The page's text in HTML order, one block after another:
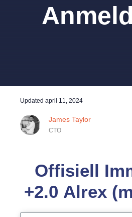
Updated april 11, 2024
James Taylor
CTO
Offisiell
+2.0 Alrex